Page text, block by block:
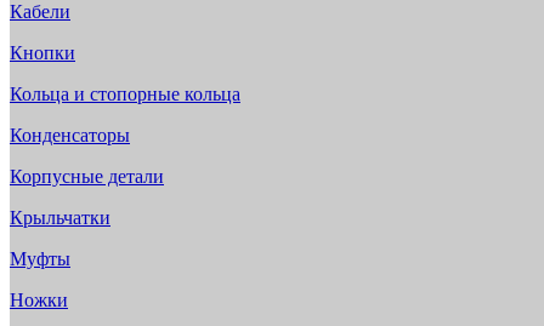
Кабели
Кнопки
Кольца и стопорные кольца
Конденсаторы
Корпусные детали
Крыльчатки
Муфты
Ножки